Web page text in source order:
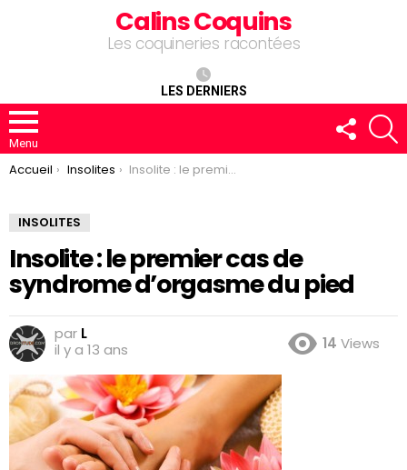
Calins Coquins
Les coquineries racontées
LES DERNIERS
Menu
FOLLOW
US
You are here:
Accueil Insolites Insolite : le premier cas de syndrome d’orgasme du pied
INSOLITES
Insolite : le premier cas de
syndrome d’orgasme du pied
par L
il y a 13 ans
14 Views